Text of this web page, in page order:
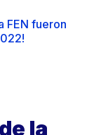
FEN fueron
la